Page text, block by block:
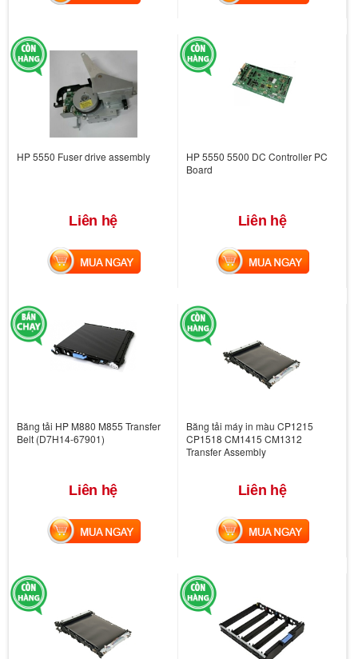
HP 5550 Fuser drive assembly
Liên hệ
MUA NGAY
HP 5550 5500 DC Controller PC
Board
Liên hệ
MUA NGAY
Băng tải HP M880 M855 Transfer
Belt (D7H14-67901)
Liên hệ
MUA NGAY
Băng tải máy in màu CP1215
CP1518 CM1415 CM1312
Transfer Assembly
Liên hệ
MUA NGAY